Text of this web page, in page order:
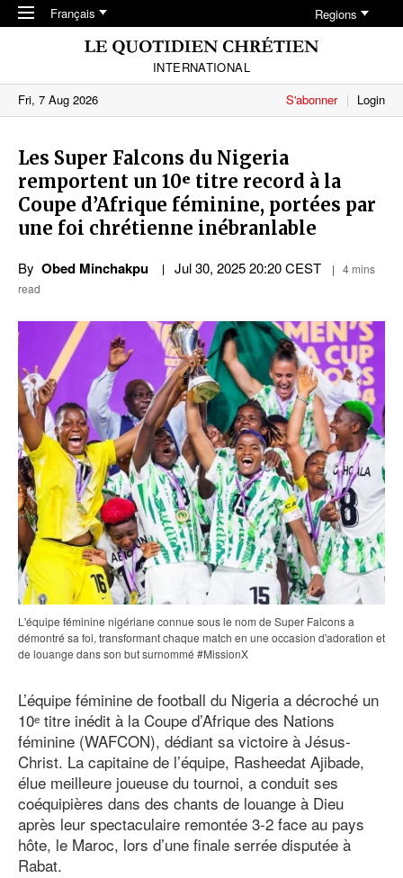
Skip to main content
Français Regions
INTERNATIONAL
Fri, 7 Aug 2026
S'abonner Login
Les Super Falcons du Nigeria
remportent un 10ᵉ titre record à la
Coupe d’Afrique féminine, portées par
une foi chrétienne inébranlable
By Obed Minchakpu Jul 30, 2025 20:20 CEST
4 mins
read
L'équipe féminine nigériane connue sous le nom de Super Falcons a
démontré sa foi, transformant chaque match en une occasion d'adoration et
de louange dans son but surnommé #MissionX
L’équipe féminine de football du Nigeria a décroché un
10ᵉ titre inédit à la Coupe d’Afrique des Nations
féminine (WAFCON), dédiant sa victoire à Jésus-
Christ. La capitaine de l’équipe, Rasheedat Ajibade,
élue meilleure joueuse du tournoi, a conduit ses
coéquipières dans des chants de louange à Dieu
après leur spectaculaire remontée 3-2 face au pays
hôte, le Maroc, lors d’une finale serrée disputée à
Rabat.